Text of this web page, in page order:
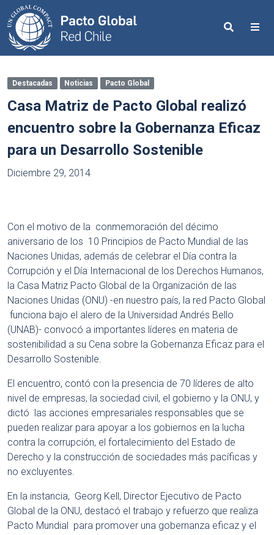
Search
Destacadas Noticias Pacto Global
Casa Matriz de Pacto Global realizó
encuentro sobre la Gobernanza Eficaz
para un Desarrollo Sostenible
Diciembre 29, 2014
Con el motivo de la conmemoración del décimo
aniversario de los 10 Principios de Pacto Mundial de las
Naciones Unidas, además de celebrar el Día contra la
Corrupción y el Día Internacional de los Derechos Humanos,
la Casa Matriz Pacto Global de la Organización de las
Naciones Unidas (ONU) -en nuestro país, la red Pacto Global
funciona bajo el alero de la Universidad Andrés Bello
(UNAB)- convocó a importantes líderes en materia de
sostenibilidad a su Cena sobre la Gobernanza Eficaz para el
Desarrollo Sostenible.
El encuentro, contó con la presencia de 70 líderes de alto
nivel de empresas, la sociedad civil, el gobierno y la ONU, y
dictó las acciones empresariales responsables que se
pueden realizar para apoyar a los gobiernos en la lucha
contra la corrupción, el fortalecimiento del Estado de
Derecho y la construcción de sociedades más pacíficas y
no excluyentes.
En la instancia, Georg Kell, Director Ejecutivo de Pacto
Global de la ONU, destacó el trabajo y refuerzo que realiza
Pacto Mundial para promover una gobernanza eficaz y el